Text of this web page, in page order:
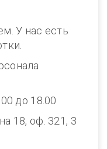
У нас есть
до 18.00
18, оф. 321, 3